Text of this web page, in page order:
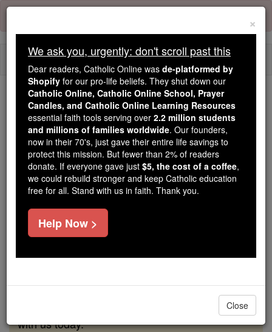
Skip
content
Because of You, 2.2 Million
Students Are Being Formed in the
Faith
Because of generous supporters like you,
Catholic Online School has already delivered
free, faithful Catholic education to over 2.2
million students across 193 countries. In an age
of noise and algorithms, you are helping form
souls with truth, prayer, Scripture, and Christ.
If everyone who reads this gave just $5 — the
families and keep this life-changing formation
free for all. Be Courageous. Be Catholic. Stand
with us today.
×
We ask you, urgently: don't scroll past this
Dear readers, Catholic Online was de-platformed by
Shopify for our pro-life beliefs. They shut down our
Catholic Online, Catholic Online School, Prayer
Candles, and Catholic Online Learning Resources
essential faith tools serving over 2.2 million students
and millions of families worldwide. Our founders,
now in their 70's, just gave their entire life savings to
protect this mission. But fewer than 2% of readers
donate. If everyone gave just $5, the cost of a coffee,
we could rebuild stronger and keep Catholic education
free for all. Stand with us in faith. Thank you.
Help Now >
Close